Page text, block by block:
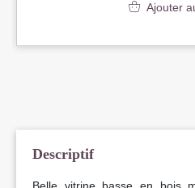
Ajouter
Descriptif